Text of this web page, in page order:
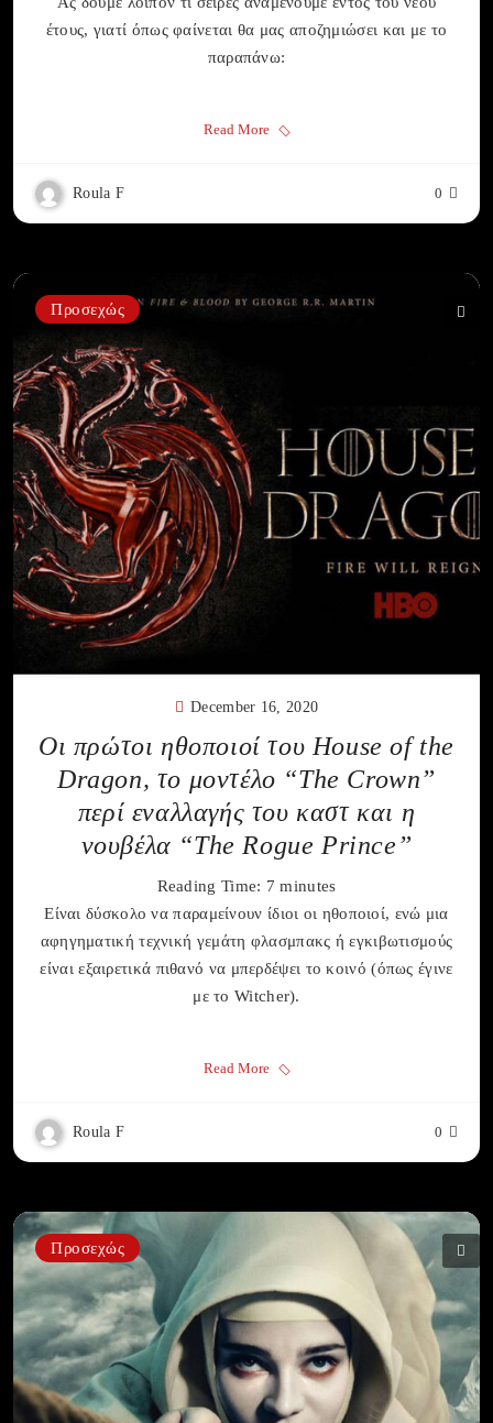
έτους, γιατί όπως φαίνεται θα μας αποζημιώσει και με το
παραπάνω:
Read More
Roula F 0
Προσεχώς
December 16, 2020
Οι πρώτοι ηθοποιοί του House of the
Dragon, το μοντέλο “The Crown”
περί εναλλαγής του καστ και η
νουβέλα “The Rogue Prince”
Reading Time: 7 minutes
Είναι δύσκολο να παραμείνουν ίδιοι οι ηθοποιοί, ενώ μια
αφηγηματική τεχνική γεμάτη φλασμπακς ή εγκιβωτισμούς
είναι εξαιρετικά πιθανό να μπερδέψει το κοινό (όπως έγινε
με το Witcher).
Read More
Roula F 0
Προσεχώς